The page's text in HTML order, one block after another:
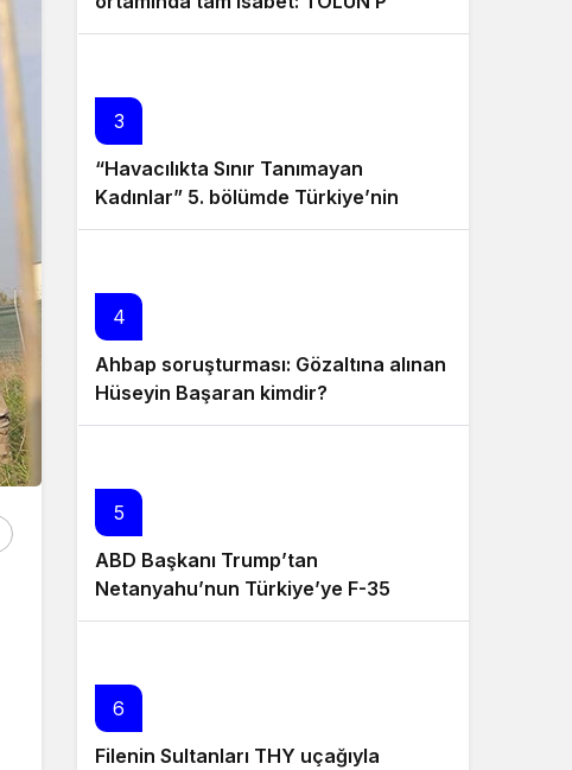
hedefi başarıyla vurdu
3
“Havacılıkta Sınır Tanımayan
Kadınlar” 5. bölümde Türkiye’nin
sesten hızlı uçuş yapan ilk kadın
4
Ahbap soruşturması: Gözaltına alınan
Hüseyin Başaran kimdir?
5
ABD Başkanı Trump’tan
Netanyahu’nun Türkiye’ye F-35
satışına karşı çıkmasına yanıt
6
Filenin Sultanları THY uçağıyla